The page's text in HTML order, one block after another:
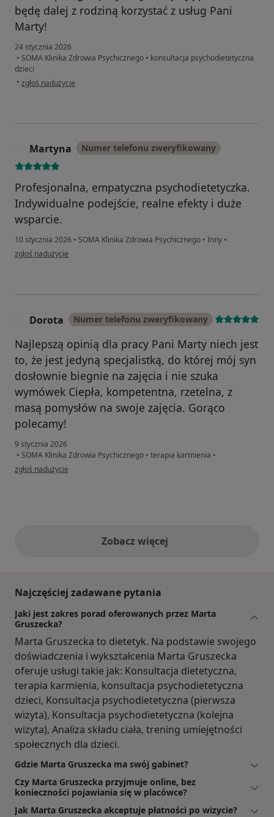
będę dalej z rodziną korzystać z usług Pani
Marty!
24 stycznia 2026
• SOMA Klinika Zdrowia Psychicznego • konsultacja psychodietetyczna
dzieci
• w opinii użytkownika Katarzyna
zgłoś nadużycie
Martyna Numer telefonu zweryfikowany
Profesjonalna, empatyczna psychodietetyczka.
Indywidualne podejście, realne efekty i duże
wsparcie.
10 stycznia 2026 • SOMA Klinika Zdrowia Psychicznego • Inny •
w opinii użytkownika Martyna
zgłoś nadużycie
Dorota Numer telefonu zweryfikowany
Najlepszą opinią dla pracy Pani Marty niech jest
to, że jest jedyną specjalistką, do której mój syn
dosłownie biegnie na zajęcia i nie szuka
wymówek Ciepła, kompetentna, rzetelna, z
masą pomysłów na swoje zajęcia. Gorąco
polecamy!
9 stycznia 2026
• SOMA Klinika Zdrowia Psychicznego • terapia karmienia •
w opinii użytkownika Dorota
zgłoś nadużycie
Zobacz więcejopinie powyżej
Najczęściej zadawane pytania
Jaki jest zakres porad oferowanych przez Marta
Gruszecka?
Marta Gruszecka to dietetyk. Na podstawie swojego
doświadczenia i wykształcenia Marta Gruszecka
oferuje usługi takie jak: Konsultacja dietetyczna,
terapia karmienia, konsultacja psychodietetyczna
dzieci, Konsultacja psychodietetyczna (pierwsza
wizyta), Konsultacja psychodietetyczna (kolejna
wizyta), Analiza składu ciała, trening umiejętności
społecznych dla dzieci.
Gdzie Marta Gruszecka ma swój gabinet?
Czy Marta Gruszecka przyjmuje online, bez
konieczności pojawiania się w placówce?
Jak Marta Gruszecka akceptuje płatności po wizycie?